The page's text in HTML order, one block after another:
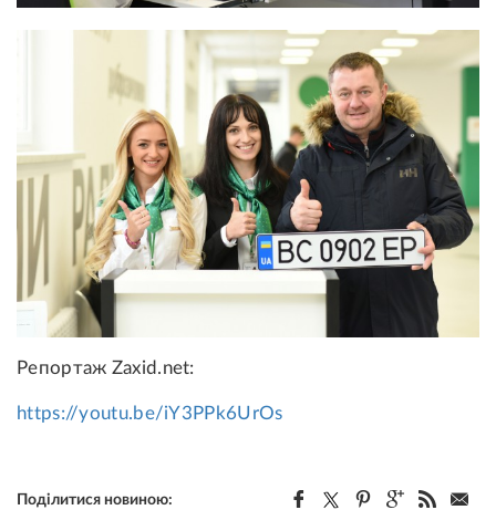
Репортаж Zaxid.net:
https://youtu.be/iY3PPk6UrOs
Поділитися новиною: